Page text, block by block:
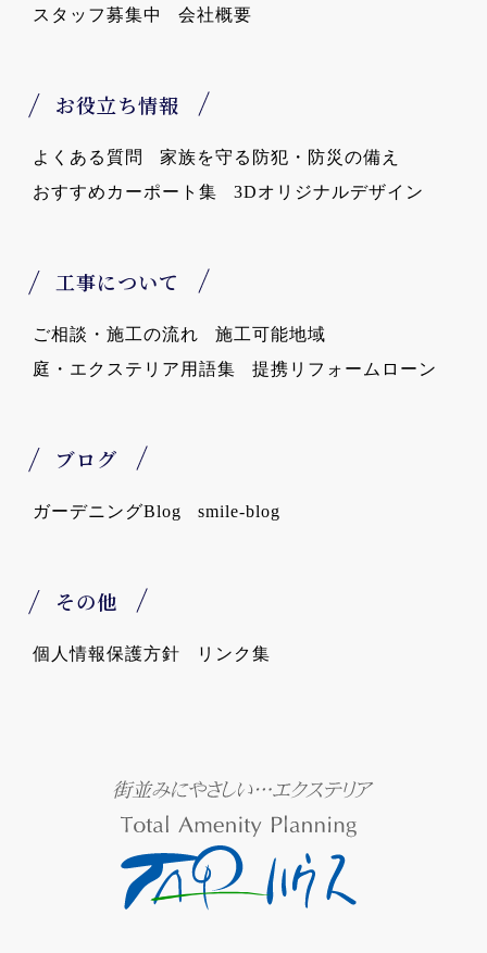
スタッフ募集中
会社概要
お役立ち情報
よくある質問
家族を守る防犯・防災の備え
おすすめカーポート集
3Dオリジナルデザイン
工事について
ご相談・施工の流れ
施工可能地域
庭・エクステリア用語集
提携リフォームローン
ブログ
ガーデニングBlog smile-blog
その他
個人情報保護方針 リンク集